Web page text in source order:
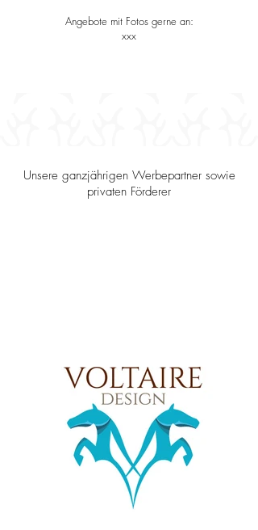
Angebote mit Fotos gerne an:
xxx
Unsere ganzjährigen Werbepartner sowie
privaten Förderer